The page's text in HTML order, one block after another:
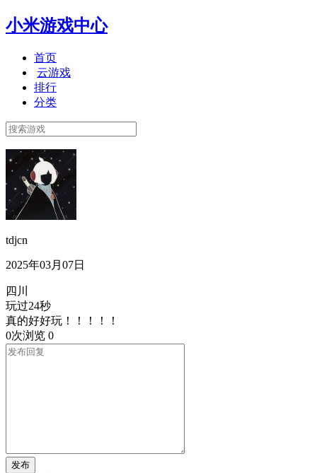
小米游戏中心
首页
云游戏
排行
分类
tdjcn
2025年03月07日
四川
玩过24秒
真的好好玩！！！！！
0次浏览 0
发布